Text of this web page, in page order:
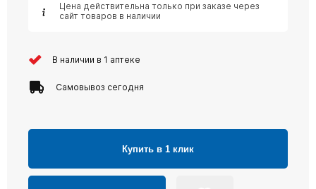
Цена действительна только при заказе через
сайт товаров в наличии
В наличии в 1 аптеке
Самовывоз сегодня
Купить в 1 клик